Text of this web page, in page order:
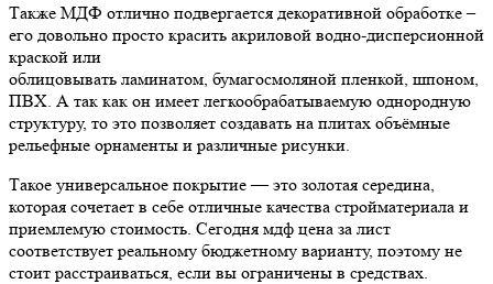
Также МДФ отлично подвергается декоративной обработке –
его довольно просто красить акриловой водно-дисперсионной
краской или
облицовывать ламинатом, бумагосмоляной пленкой, шпоном,
ПВХ. А так как он имеет легкообрабатываемую однородную
структуру, то это позволяет создавать на плитах объёмные
рельефные орнаменты и различные рисунки.
Такое универсальное покрытие — это золотая середина,
которая сочетает в себе отличные качества стройматериала и
приемлемую стоимость. Сегодня мдф цена за лист
соответствует реальному бюджетному варианту, поэтому не
стоит расстраиваться, если вы ограничены в средствах.